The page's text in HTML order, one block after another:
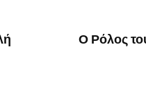
Ο Ρόλος